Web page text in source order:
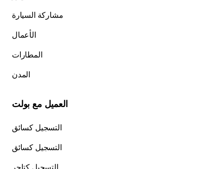
مشاركة السيارة
الأعمال
المطارات
المدن
العميل مع بولت
التسجيل كسائق
التسجيل كسائق